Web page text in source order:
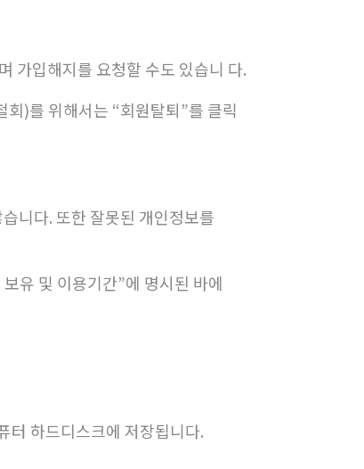
가입해지를 요청할 수도 있습니 다.
회)를 위해서는 “회원탈퇴”를 클릭
니다. 또한 잘못된 개인정보를
유 및 이용기간”에 명시된 바에
터 하드디스크에 저장됩니다.